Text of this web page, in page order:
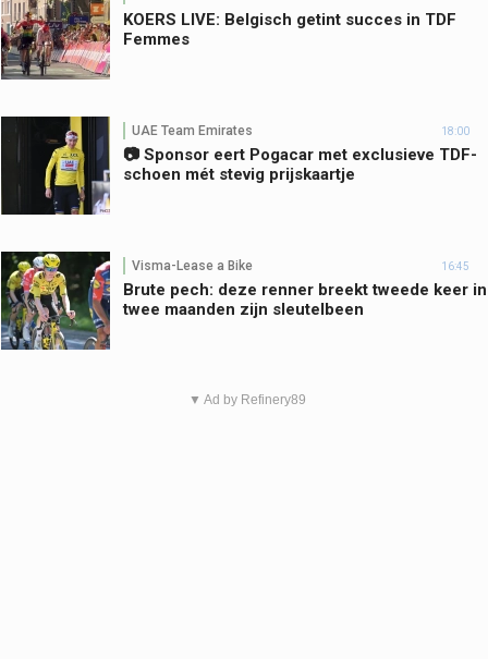
KOERS LIVE: Belgisch getint succes in TDF
Femmes
UAE Team Emirates 18:00
📷 Sponsor eert Pogacar met exclusieve TDF-
schoen mét stevig prijskaartje
Visma-Lease a Bike 16:45
Brute pech: deze renner breekt tweede keer in
twee maanden zijn sleutelbeen
▼ Ad by Refinery89